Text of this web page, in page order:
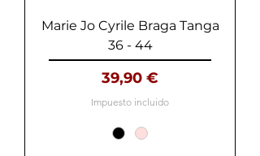
Marie Jo Cyrile Braga Tanga
36 - 44
Precio
39,90 €
Impuesto incluido